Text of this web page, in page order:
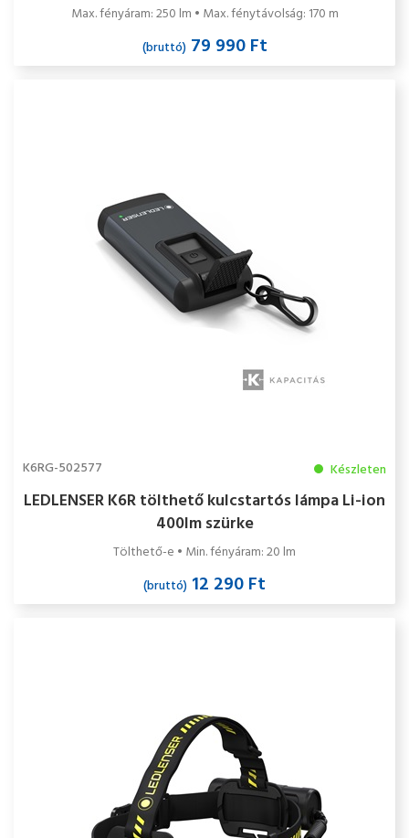
Max. fényáram: 250 lm • Max. fénytávolság: 170 m
(bruttó)79 990 Ft
K6RG-502577 Készleten
LEDLENSER K6R tölthető kulcstartós lámpa Li-ion
400lm szürke
Tölthető-e • Min. fényáram: 20 lm
(bruttó) 12 290 Ft